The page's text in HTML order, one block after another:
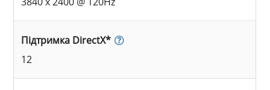
Підтримка DirectX*
12